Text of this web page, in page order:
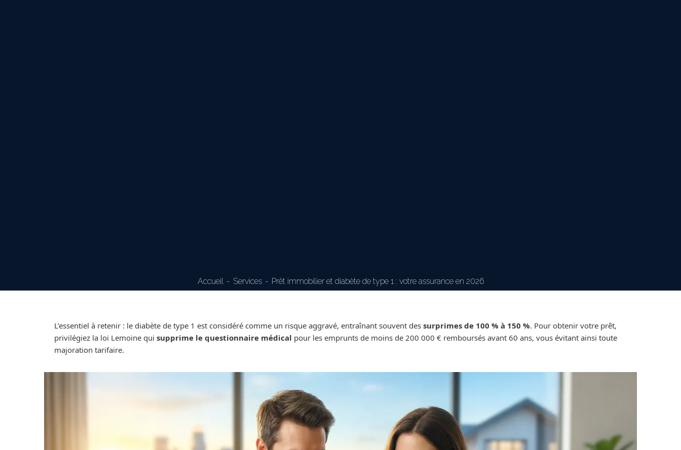
Accueil Services Prêt immobilier et diabète de type 1 : votre assurance en 2026
L’essentiel à retenir : le diabète de type 1 est considéré comme un risque aggravé, entraînant souvent des surprimes de 100 % à 150 %. Pour obtenir votre prêt,
privilégiez la loi Lemoine qui supprime le questionnaire médical pour les emprunts de moins de 200 000 € remboursés avant 60 ans, vous évitant ainsi toute
majoration tarifaire.